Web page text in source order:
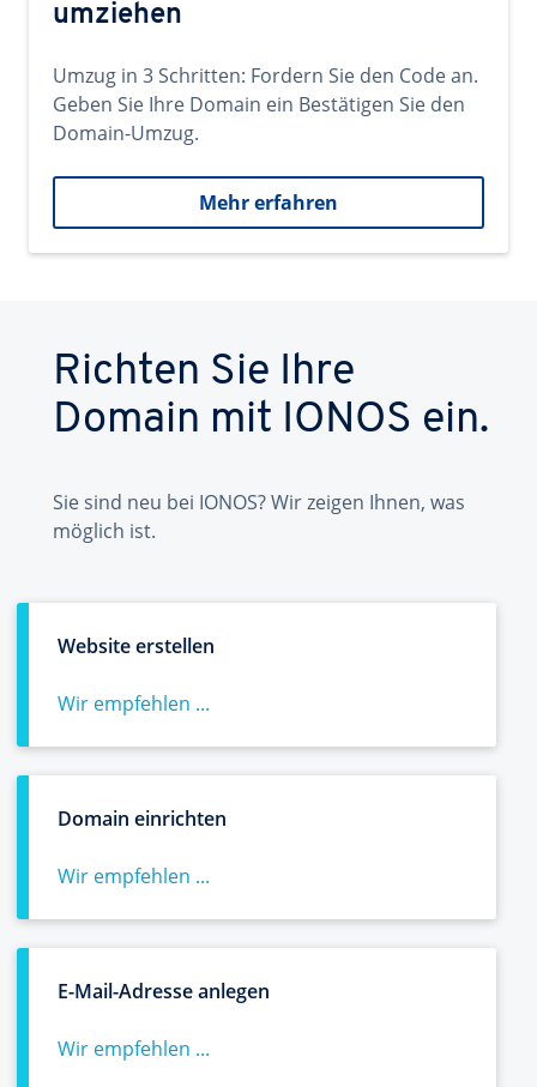
umziehen
Umzug in 3 Schritten: Fordern Sie den Code an.
Geben Sie Ihre Domain ein Bestätigen Sie den
Domain-Umzug.
Mehr erfahren
Richten Sie Ihre
Domain mit IONOS ein.
Sie sind neu bei IONOS? Wir zeigen Ihnen, was
möglich ist.
Website erstellen
Wir empfehlen ...
Domain einrichten
Wir empfehlen ...
E-Mail-Adresse anlegen
Wir empfehlen ...